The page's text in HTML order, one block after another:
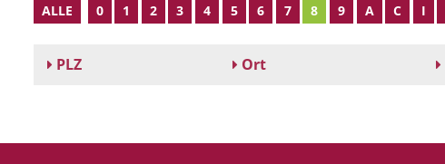
ALLE 0 1 2 3 4 5 6 7 8 9 A C I
PLZ Ort